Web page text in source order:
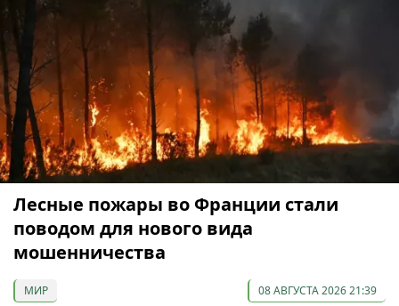
Лесные пожары во Франции стали
поводом для нового вида
мошенничества
МИР 08 АВГУСТА 2026 21:39